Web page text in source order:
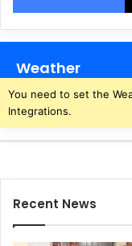
Weather
You need to set the
Integrations.
Recent News